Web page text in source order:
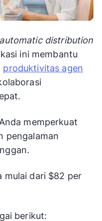
automatic distribution
ini membantu
produktivitas agen
memperkuat
pengalaman
mulai dari $82 per
berikut: